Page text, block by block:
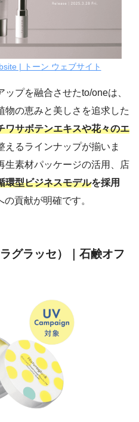
| トーン ウェブサイト
プを融合させたto/oneは、
物の恵みと美しさを追求した
ワサボテンエキスや花々のエ
えるラインナップが揃いま
生素材パッケージの活用、店
環型ビジネスモデルを採用
貢献が明確です。
グラッセ）｜石鹸オフ